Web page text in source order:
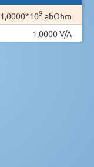
1,0000*109 abOhm
1,0000 V/A